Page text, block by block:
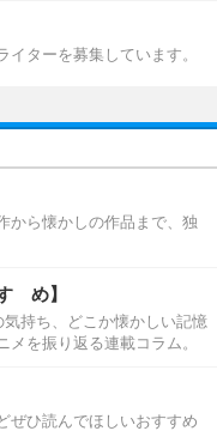
ターを募集しています。
から懐かしの作品まで、独
ゝめ】
気持ち、どこか懐かしい記憶
を振り返る連載コラム。
ぜひ読んでほしいおすすめ